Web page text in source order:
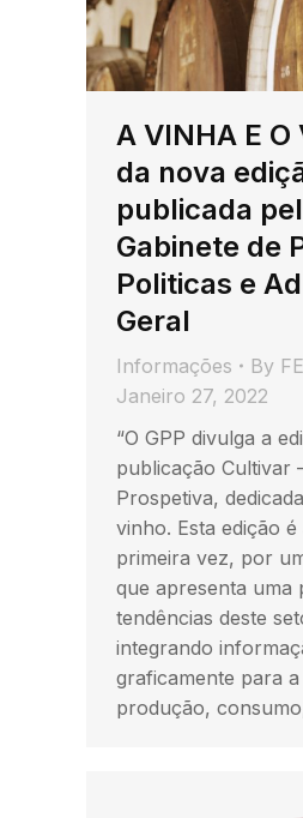
A VINHA E
da nova
publicada
Gabinete de
Politicas e
Geral
Informações By
Janeiro 27, 2022
“O GPP divulga a
publicação Cultivar
Prospetiva,
vinho. Esta edição
primeira vez, por
que apresenta uma
tendências deste
integrando
graficamente para
produção,